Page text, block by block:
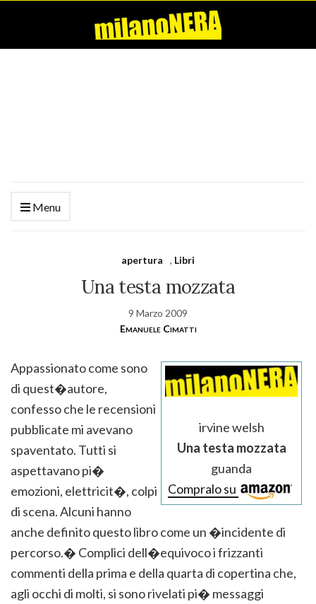
Menu
apertura , Libri
Una testa mozzata
9 Marzo 2009
Emanuele Cimatti
irvine welsh
Una testa mozzata
guanda
Compralo su
Appassionato come sono
di quest�autore,
confesso che le recensioni
pubblicate mi avevano
spaventato. Tutti si
aspettavano pi�
emozioni, elettricit�, colpi
di scena. Alcuni hanno
anche definito questo libro come un �incidente di
percorso.� Complici dell�equivoco i frizzanti
commenti della prima e della quarta di copertina che,
agli occhi di molti, si sono rivelati pi� messaggi